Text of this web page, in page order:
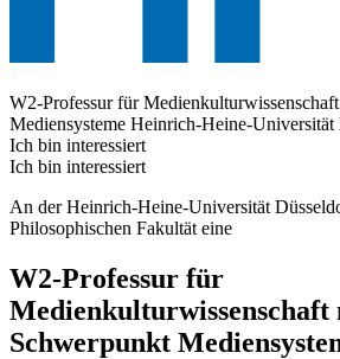
W2-Professur für
Mediensysteme Heinrich-Heine-Universität
Ich bin interessiert
Ich bin interessiert
An der Heinrich-Heine-Universität
Philosophischen Fakultät eine
W2-Professur für
Medienkulturwissenschaft
Schwerpunkt